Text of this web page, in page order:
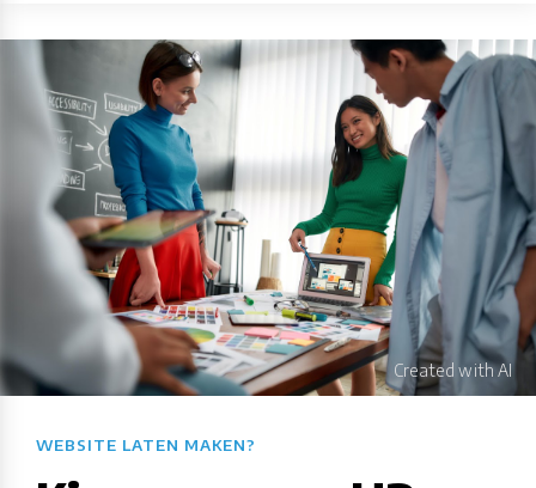
WEBSITE LATEN MAKEN?​​​​​​​​​​​​​​